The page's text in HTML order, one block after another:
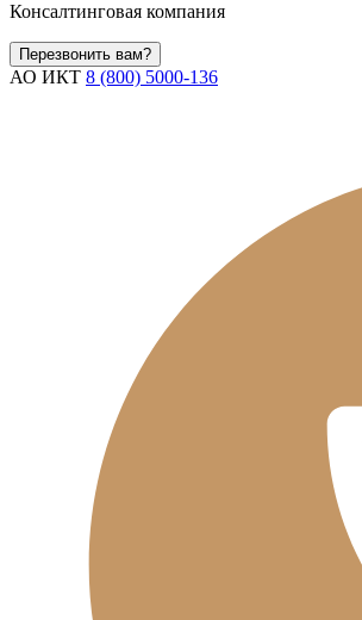
Консалтинговая компания
Перезвонить вам?
АО ИКТ 8 (800) 5000-136